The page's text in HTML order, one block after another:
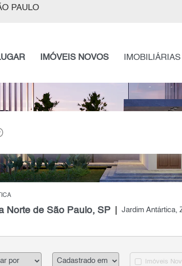
PAULO
IMÓVEIS NOVOS IMOBILIÁRIAS
Norte de São Paulo, SP Jardim Antártica,
Imóveis